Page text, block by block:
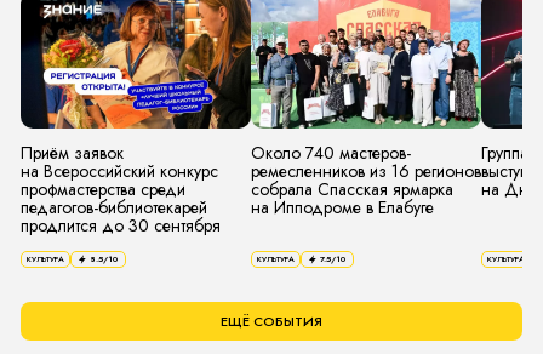
Приём заявок
на Всероссийский конкурс
профмастерства среди
педагогов-библиотекарей
продлится до 30 сентября
КУЛЬТУРА 8.5/10
Около 740 мастеров-
ремесленников из 16 регионов
собрала Спасская ярмарка
на Ипподроме в Елабуге
КУЛЬТУРА 7.5/10
Группа
на Дне
КУЛЬТУРА
ЕЩЁ СОБЫТИЯ